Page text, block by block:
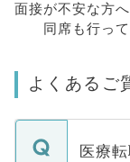
面接が不安な方へ
同席も行っ
よくあるご
医療